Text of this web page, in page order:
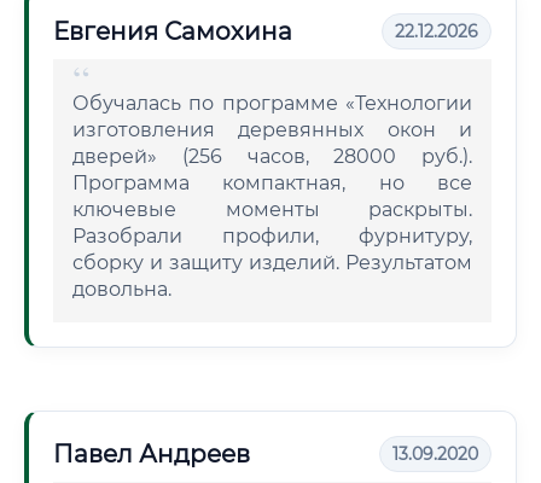
Евгения Самохина 22.12.2026
Обучалась по программе «Технологии
изготовления деревянных окон и
дверей» (256 часов, 28000 руб.).
Программа компактная, но все
ключевые моменты раскрыты.
Разобрали профили, фурнитуру,
сборку и защиту изделий. Результатом
довольна.
Павел Андреев 13.09.2020